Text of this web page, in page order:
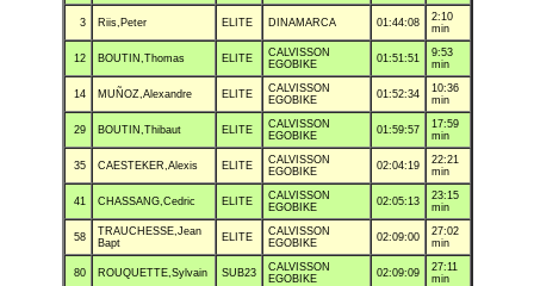
3 Riis,Peter ELITE DINAMARCA 01:44:08
2:10
min
12 BOUTIN,Thomas ELITE
CALVISSON
EGOBIKE
01:51:51
9:53
min
14 MUÑOZ,Alexandre ELITE
CALVISSON
EGOBIKE
01:52:34
10:36
min
29 BOUTIN,Thibaut ELITE
CALVISSON
EGOBIKE
01:59:57
17:59
min
35 CAESTEKER,Alexis ELITE
CALVISSON
EGOBIKE
02:04:19
22:21
min
41 CHASSANG,Cedric ELITE
CALVISSON
EGOBIKE
02:05:13
23:15
min
58
TRAUCHESSE,Jean
Bapt
ELITE
CALVISSON
EGOBIKE
02:09:00
27:02
min
80 ROUQUETTE,Sylvain SUB23
CALVISSON
EGOBIKE
02:09:09
27:11
min